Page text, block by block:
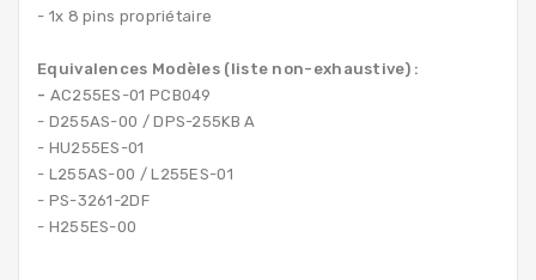
- 1x 8 pins propriétaire
Equivalences Modèles (liste non-exhaustive) :
- AC255ES-01 PCB049
- D255AS-00 / DPS-255KB A
- HU255ES-01
- L255AS-00 /L255ES-01
- PS-3261-2DF
- H255ES-00